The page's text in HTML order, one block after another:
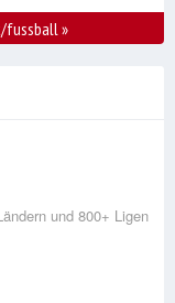
fussball»
und 800+ Ligen